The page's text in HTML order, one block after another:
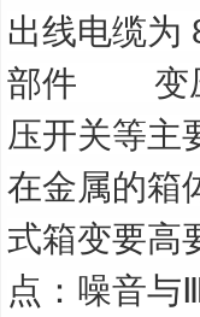
出线电缆为
部件
变
压开关等主
在金属的箱
式箱变要高
点：噪音与